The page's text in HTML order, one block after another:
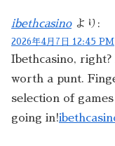
ibethcasino より:
2026年4月7日 12:45 PM
Ibethcasino,
worth a punt.
selection of
going in!